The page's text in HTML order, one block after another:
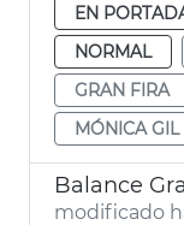
EN
NORMAL
GRAN FIRA
MÓNICA GIL
Balance
modificado